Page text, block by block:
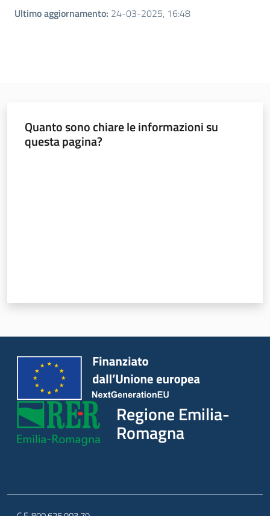
Ultimo aggiornamento: 24-03-2025, 16:48
Quanto sono chiare le informazioni su
questa pagina?
Regione Emilia-
Romagna